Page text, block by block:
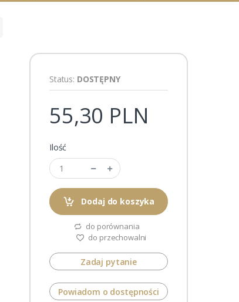
Status: DOSTĘPNY
55,30 PLN
Ilość
Dodaj do koszyka
do porównania
do przechowalni
Zadaj pytanie
Powiadom o dostępności